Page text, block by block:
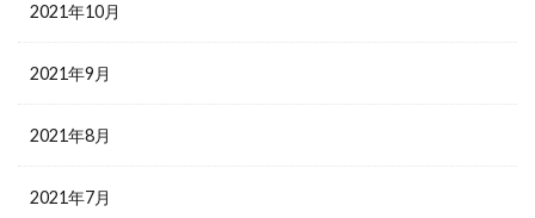
2021年10月
2021年9月
2021年8月
2021年7月